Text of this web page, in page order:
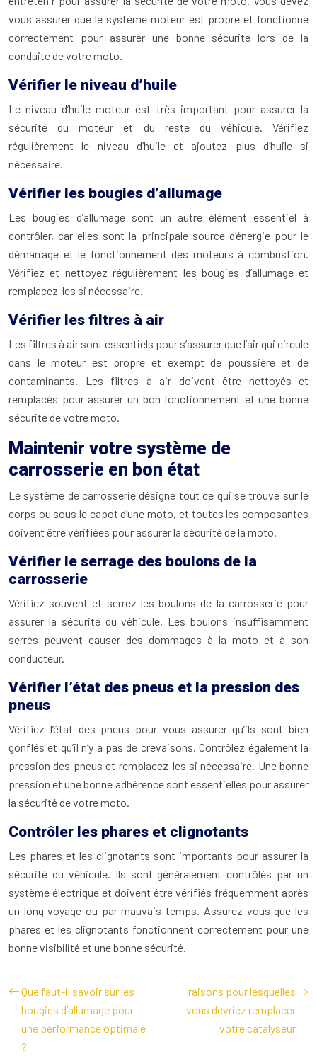
vous assurer que le système moteur est propre et fonctionne
correctement pour assurer une bonne sécurité lors de la
conduite de votre moto.
Vérifier le niveau d’huile
Le niveau d’huile moteur est très important pour assurer la
sécurité du moteur et du reste du véhicule. Vérifiez
régulièrement le niveau d’huile et ajoutez plus d’huile si
nécessaire.
Vérifier les bougies d’allumage
Les bougies d’allumage sont un autre élément essentiel à
contrôler, car elles sont la principale source d’énergie pour le
démarrage et le fonctionnement des moteurs à combustion.
Vérifiez et nettoyez régulièrement les bougies d’allumage et
remplacez-les si nécessaire.
Vérifier les filtres à air
Les filtres à air sont essentiels pour s’assurer que l’air qui circule
dans le moteur est propre et exempt de poussière et de
contaminants. Les filtres à air doivent être nettoyés et
remplacés pour assurer un bon fonctionnement et une bonne
sécurité de votre moto.
Maintenir votre système de
carrosserie en bon état
Le système de carrosserie désigne tout ce qui se trouve sur le
corps ou sous le capot d’une moto, et toutes les composantes
doivent être vérifiées pour assurer la sécurité de la moto.
Vérifier le serrage des boulons de la
carrosserie
Vérifiez souvent et serrez les boulons de la carrosserie pour
assurer la sécurité du véhicule. Les boulons insuffisamment
serrés peuvent causer des dommages à la moto et à son
conducteur.
Vérifier l’état des pneus et la pression des
pneus
Vérifiez l’état des pneus pour vous assurer qu’ils sont bien
gonflés et qu’il n’y a pas de crevaisons. Contrôlez également la
pression des pneus et remplacez-les si nécessaire. Une bonne
pression et une bonne adhérence sont essentielles pour assurer
la sécurité de votre moto.
Contrôler les phares et clignotants
Les phares et les clignotants sont importants pour assurer la
sécurité du véhicule. Ils sont généralement contrôlés par un
système électrique et doivent être vérifiés fréquemment après
un long voyage ou par mauvais temps. Assurez-vous que les
phares et les clignotants fonctionnent correctement pour une
bonne visibilité et une bonne sécurité.
Que faut-il savoir sur les
bougies d’allumage pour
une performance optimale
?
raisons pour lesquelles
vous devriez remplacer
votre catalyseur